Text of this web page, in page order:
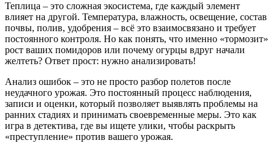
Теплица – это сложная экосистема, где каждый элемент
влияет на другой. Температура, влажность, освещение, состав
почвы, полив, удобрения – всё это взаимосвязано и требует
постоянного контроля. Но как понять, что именно «тормозит»
рост ваших помидоров или почему огурцы вдруг начали
желтеть? Ответ прост: нужно анализировать!
Анализ ошибок – это не просто разбор полетов после
неудачного урожая. Это постоянный процесс наблюдения,
записи и оценки, который позволяет выявлять проблемы на
ранних стадиях и принимать своевременные меры. Это как
игра в детектива, где вы ищете улики, чтобы раскрыть
«преступление» против вашего урожая.